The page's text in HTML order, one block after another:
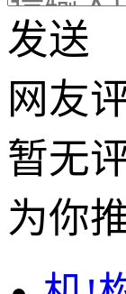
发送
网友
暂无
为你